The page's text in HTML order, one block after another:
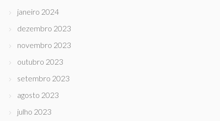
janeiro 2024
dezembro 2023
novembro 2023
outubro 2023
setembro 2023
agosto 2023
julho 2023